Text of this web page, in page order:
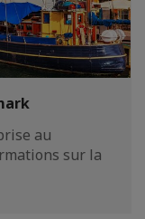
au
sur la